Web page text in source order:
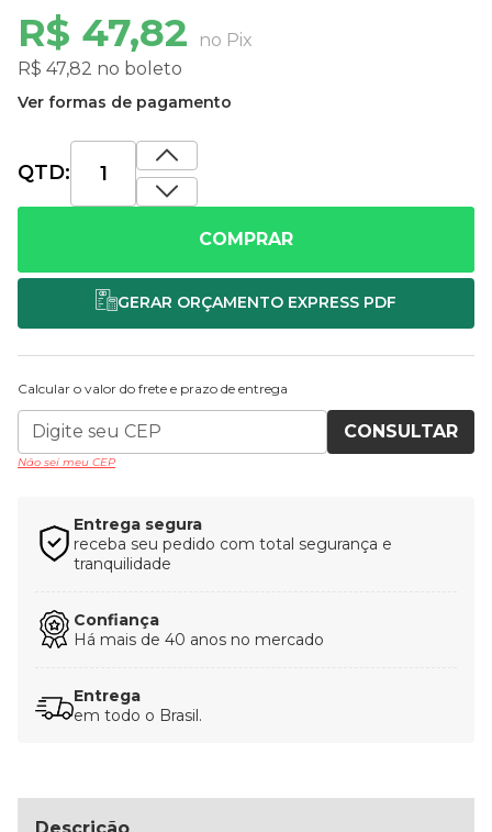
R$ 47,82
no Pix
R$ 47,82 no boleto
Ver formas de pagamento
QTD:
COMPRAR
Calcular o valor do frete e prazo de entrega
CONSULTAR
Não sei meu CEP
Entrega segura
receba seu pedido com total segurança e
tranquilidade
Confiança
Há mais de 40 anos no mercado
Entrega
em todo o Brasil.
Descrição